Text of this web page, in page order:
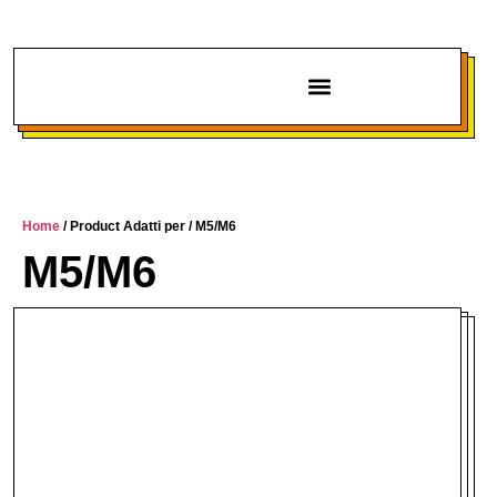
Home / Product Adatti per / M5/M6
M5/M6